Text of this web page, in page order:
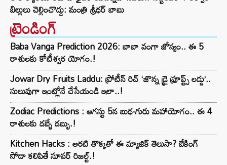
బిల్లులు చెల్లించొద్దు: మంత్రి శ్రీధర్ బాబు
ట్రెండింగ్‌
Baba Vanga Prediction 2026: బాబా వంగా జోస్యం.. ఈ 5
రాశులకు కోటీశ్వర యోగం.!
Jowar Dry Fruits Laddu: ప్రోటీన్ రిచ్ ‘జొన్న డ్రై ఫ్రూప్ట్స్ లడ్డు’..
సులువుగా ఇంట్లోనే చేసేయండి ఇలా..!
Zodiac Predictions : ఆగస్టు 5న బుధ-గురు మహాయోగం.. ఈ 4
రాశులకు డబ్బే డబ్బు.!
Kitchen Hacks : అరటి తొక్కతో ఈ మ్యాజిక్ తెలుసా? బేకింగ్
సోడా కలిపితే సూపర్ రిజల్ట్.!